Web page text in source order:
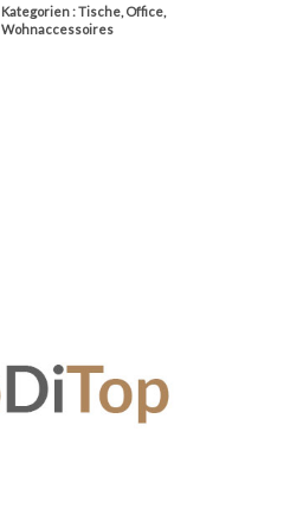
Kategorien : Tische, Office,
Wohnaccessoires